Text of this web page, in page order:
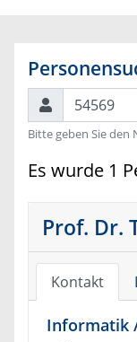
Suchen
Bitte geben Sie den
Es wurde 1
Prof. Dr.
Kontakt
Informatik